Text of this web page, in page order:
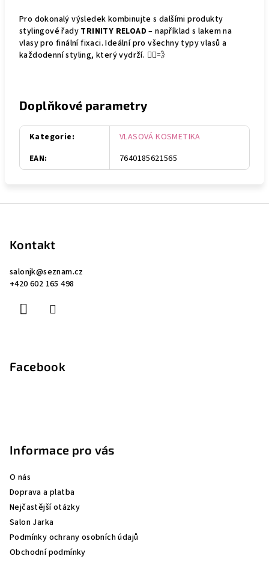
Pro dokonalý výsledek kombinujte s dalšími produkty
stylingové řady TRINITY RELOAD – například s lakem na
vlasy pro finální fixaci. Ideální pro všechny typy vlasů a
každodenní styling, který vydrží. 💁‍♀️💨
Doplňkové parametry
Kategorie:
VLASOVÁ KOSMETIKA
EAN: 7640185621565
Kontakt
salonjk@seznam.cz
+420 602 165 498
Facebook
Informace pro vás
O nás
Doprava a platba
Nejčastější otázky
Salon Jarka
Podmínky ochrany osobních údajů
Obchodní podmínky